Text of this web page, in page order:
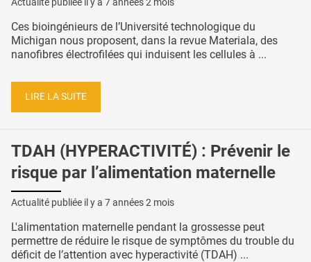
Actualité publiée il y a 7 années 2 mois
Ces bioingénieurs de l’Université technologique du
Michigan nous proposent, dans la revue Materiala, des
nanofibres électrofilées qui induisent les cellules à ...
LIRE LA SUITE
TDAH (HYPERACTIVITÉ) : Prévenir le
risque par l’alimentation maternelle
Actualité publiée il y a 7 années 2 mois
L'alimentation maternelle pendant la grossesse peut
permettre de réduire le risque de symptômes du trouble du
déficit de l’attention avec hyperactivité (TDAH) ...